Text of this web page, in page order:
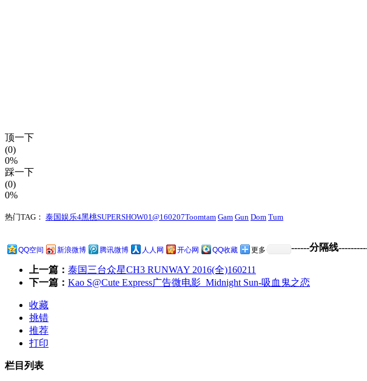
顶一下
(0)
0%
踩一下
(0)
0%
热门TAG： 泰国娱乐4黑桃SUPERSHOW01@160207Toomtam Gam Gun Dom Tum
QQ空间 新浪微博 腾讯微博 人人网 开心网 QQ收藏 更多 ------分隔线
上一篇： 泰国三台众星CH3 RUNWAY 2016(全)160211
下一篇： Kao S@Cute Express广告微电影_Midnight Sun-吸血鬼之恋
收藏
挑错
推荐
打印
栏目列表